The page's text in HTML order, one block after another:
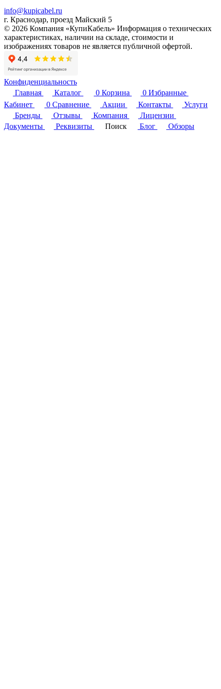
info@kupicabel.ru
г. Краснодар, проезд Майский 5
© 2026 Компания «КупиКабель» Информация о технических
характеристиках, наличии на складе, стоимости и
изображениях товаров не является публичной офертой.
Конфиденциальность
Главная
Каталог 0 Корзина 0 Избранные
Кабинет
0 Сравнение Акции Контакты
Услуги
Бренды
Отзывы Компания
Лицензии
Документы
Реквизиты Поиск Блог Обзоры